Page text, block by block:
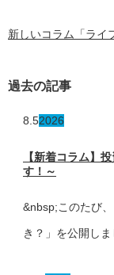
新しいコラム「ライ
過去の記事
8.52026
【新着コラム】
す！～
&nbsp;このたび
き？」を公開しま